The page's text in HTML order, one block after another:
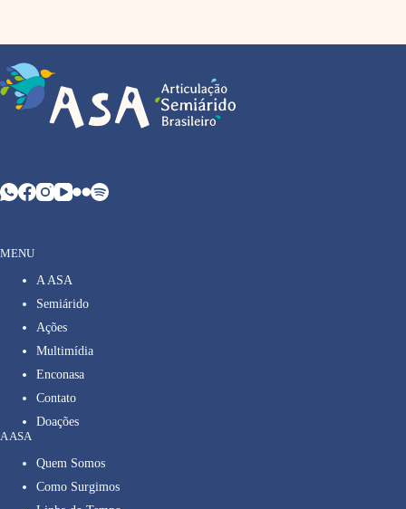
MENU
A ASA
Semiárido
Ações
Multimídia
Enconasa
Contato
Doações
A ASA
Quem Somos
Como Surgimos